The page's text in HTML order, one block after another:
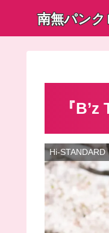
南無パンク
『
Hi-STANDARD